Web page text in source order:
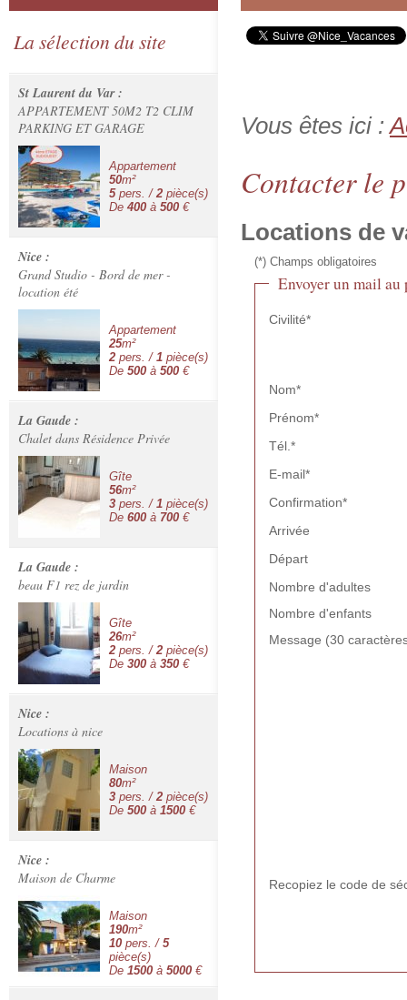
Vous êtes ici :
Contacter le
Locations de
(*) Champs obligatoires
Envoyer un mail
Civilité*
Nom*
Prénom*
Tél.*
E-mail*
Confirmation*
Arrivée
Départ
Nombre d'adultes
Nombre d'enfants
Message (30
Recopiez le code de
La sélection du site
St Laurent du Var :
APPARTEMENT 50M2 T2 CLIM
PARKING ET GARAGE
Appartement
50m²
5pers. / 2 pièce(s)
De 400 à 500 €
Nice :
Grand Studio - Bord de mer -
location été
Appartement
25m²
2 pers. / 1 pièce(s)
De 500 à 500 €
La Gaude :
Chalet dans Résidence Privée
Gîte
56m²
3 pers. / 1 pièce(s)
De 600 à 700 €
La Gaude :
beau F1 rez de jardin
Gîte
26m²
2 pers. / 2 pièce(s)
De 300 à 350 €
Nice :
Locations à nice
Maison
80m²
3 pers. / 2 pièce(s)
De 500 à 1500 €
Nice :
Maison de Charme
Maison
190m²
10 pers. / 5
pièce(s)
De 1500 à 5000 €